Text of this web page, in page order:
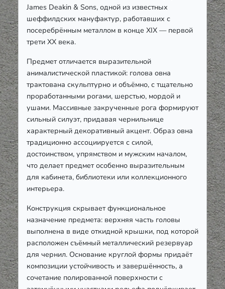
James Deakin & Sons, одной из известных
шеффилдских мануфактур, работавших с
посеребрённым металлом в конце XIX — первой
трети XX века.
Предмет отличается выразительной
анималистической пластикой: голова овна
трактована скульптурно и объёмно, с тщательно
проработанными рогами, шерстью, мордой и
ушами. Массивные закрученные рога формируют
сильный силуэт, придавая чернильнице
характерный декоративный акцент. Образ овна
традиционно ассоциируется с силой,
достоинством, упрямством и мужским началом,
что делает предмет особенно выразительным
для кабинета, библиотеки или коллекционного
интерьера.
Конструкция скрывает функциональное
назначение предмета: верхняя часть головы
выполнена в виде откидной крышки, под которой
расположен съёмный металлический резервуар
для чернил. Основание круглой формы придаёт
композиции устойчивость и завершённость, а
сочетание полированной поверхности с